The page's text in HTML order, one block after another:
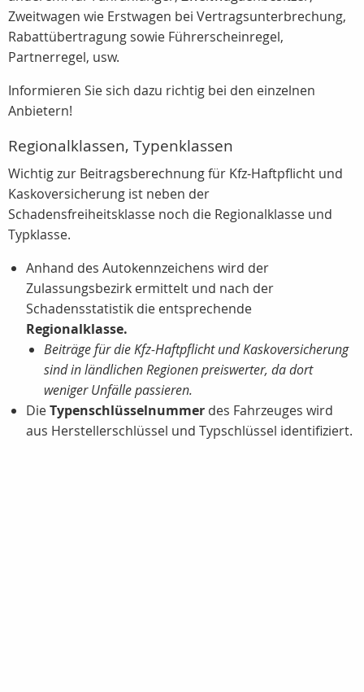
Zweitwagen wie Erstwagen bei Vertragsunterbrechung,
Rabattübertragung sowie Führerscheinregel,
Partnerregel, usw.
Informieren Sie sich dazu richtig bei den einzelnen
Anbietern!
Regionalklassen, Typenklassen
Wichtig zur Beitragsberechnung für Kfz-Haftpflicht und
Kaskoversicherung ist neben der
Schadensfreiheitsklasse noch die Regionalklasse und
Typklasse.
Anhand des Autokennzeichens wird der
Zulassungsbezirk ermittelt und nach der
Schadensstatistik die entsprechende
Regionalklasse.
Beiträge für die Kfz-Haftpflicht und Kaskoversicherung
sind in ländlichen Regionen preiswerter, da dort
weniger Unfälle passieren.
DieTypenschlüsselnummer des Fahrzeuges wird
aus Herstellerschlüssel und Typschlüssel identifiziert.